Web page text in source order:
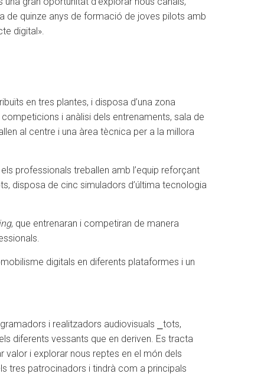
de quinze anys de formació de joves pilots amb
digital».
en tres plantes, i disposa d’una zona
competicions i anàlisi dels entrenaments, sala de
al centre i una àrea tècnica per a la millora
professionals treballen amb l’equip reforçant
disposa de cinc simuladors d’última tecnologia
, que entrenaran i competiran de manera
digitals en diferents plataformes i un
i realitzadors audiovisuals ⎯tots,
diferents vessants que en deriven. Es tracta
valor i explorar nous reptes en el món dels
tres patrocinadors i tindrà com a principals